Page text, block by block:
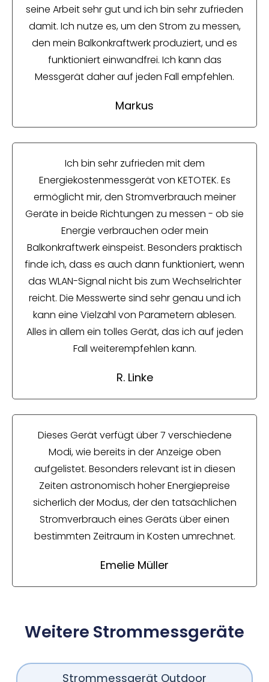
seine Arbeit sehr gut und ich bin sehr zufrieden
damit. Ich nutze es, um den Strom zu messen,
den mein Balkonkraftwerk produziert, und es
funktioniert einwandfrei. Ich kann das
Messgerät daher auf jeden Fall empfehlen.
Markus
Ich bin sehr zufrieden mit dem
Energiekostenmessgerät von KETOTEK. Es
ermöglicht mir, den Stromverbrauch meiner
Geräte in beide Richtungen zu messen - ob sie
Energie verbrauchen oder mein
Balkonkraftwerk einspeist. Besonders praktisch
finde ich, dass es auch dann funktioniert, wenn
das WLAN-Signal nicht bis zum Wechselrichter
reicht. Die Messwerte sind sehr genau und ich
kann eine Vielzahl von Parametern ablesen.
Alles in allem ein tolles Gerät, das ich auf jeden
Fall weiterempfehlen kann.
R. Linke
Dieses Gerät verfügt über 7 verschiedene
Modi, wie bereits in der Anzeige oben
aufgelistet. Besonders relevant ist in diesen
Zeiten astronomisch hoher Energiepreise
sicherlich der Modus, der den tatsächlichen
Stromverbrauch eines Geräts über einen
bestimmten Zeitraum in Kosten umrechnet.
Emelie Müller
Weitere Strommessgeräte
Strommessgerät Outdoor